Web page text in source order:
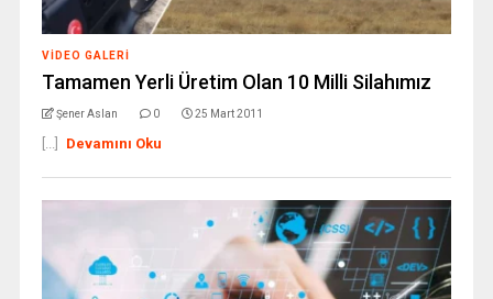
VIDEO GALERI
Tamamen Yerli Üretim Olan 10 Milli Silahımız
Şener Aslan 0 25 Mart 2011
[...] Devamını Oku